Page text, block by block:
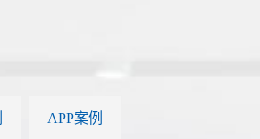
APP案例